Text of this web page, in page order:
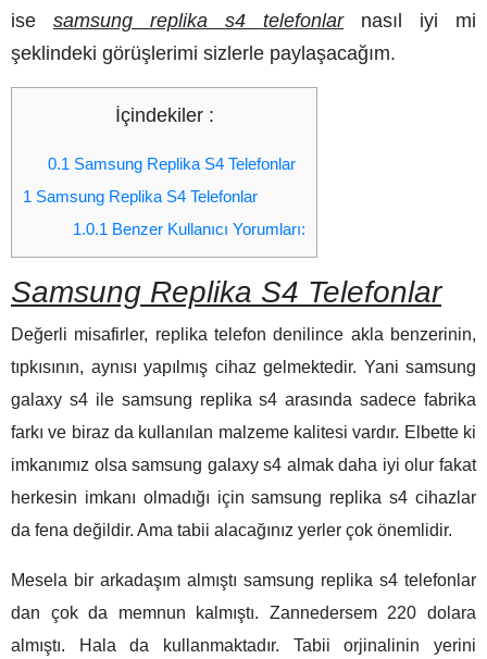
ise samsung replika s4 telefonlarnasıl iyi mi
şeklindeki görüşlerimi sizlerle paylaşacağım.
İçindekiler :
0.1 Samsung Replika S4 Telefonlar
1 Samsung Replika S4 Telefonlar
1.0.1 Benzer Kullanıcı Yorumları:
Samsung Replika S4 Telefonlar
Değerli misafirler, replika telefon denilince akla benzerinin,
tıpkısının, aynısı yapılmış cihaz gelmektedir. Yani samsung
galaxy s4 ile samsung replika s4 arasında sadece fabrika
farkı ve biraz da kullanılan malzeme kalitesi vardır. Elbette ki
imkanımız olsa samsung galaxy s4 almak daha iyi olur fakat
herkesin imkanı olmadığı için samsung replika s4 cihazlar
da fena değildir. Ama tabii alacağınız yerler çok önemlidir.
Mesela bir arkadaşım almıştı samsung replika s4 telefonlar
dan çok da memnun kalmıştı. Zannedersem 220 dolara
almıştı. Hala da kullanmaktadır. Tabii orjinalinin yerini